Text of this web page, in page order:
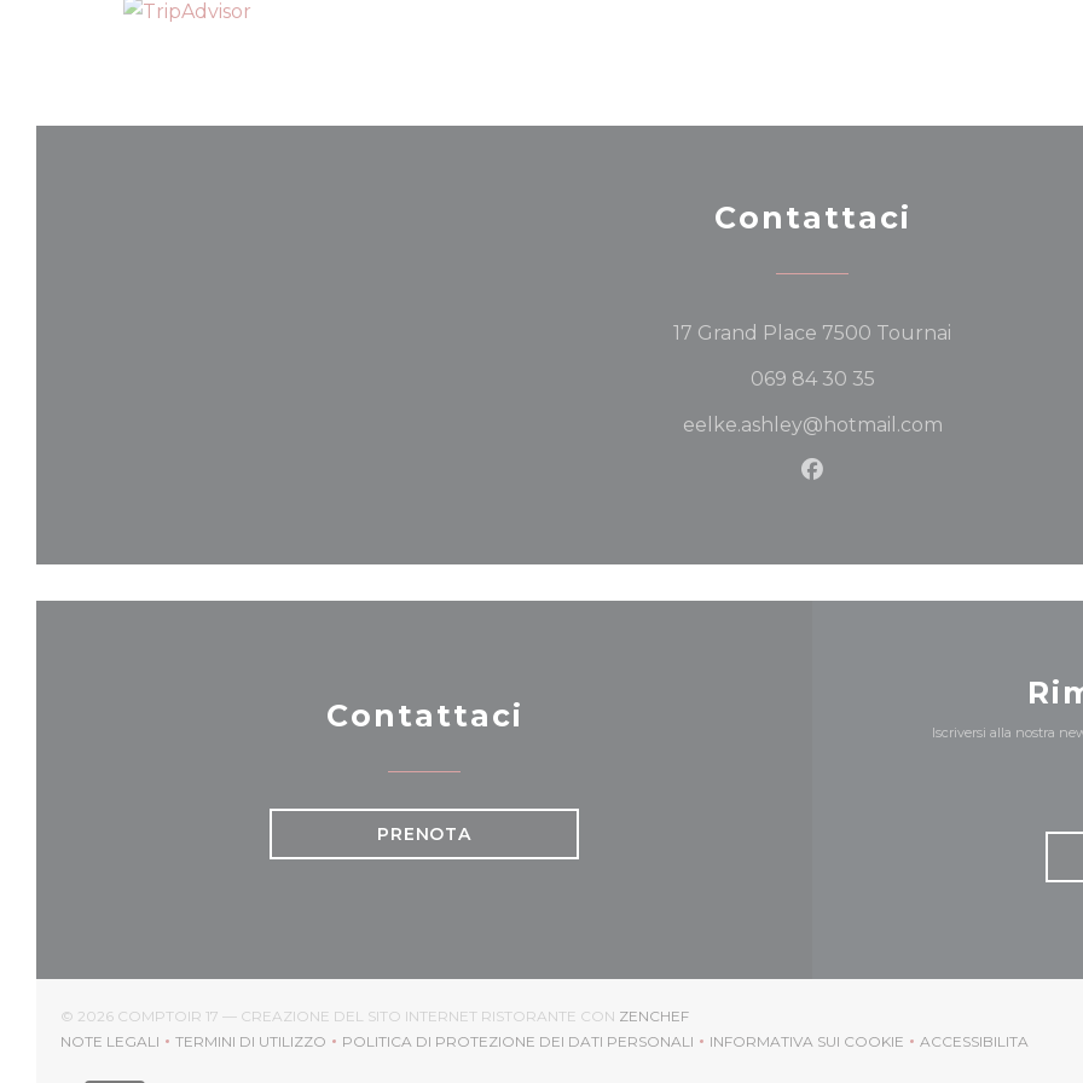
Contattaci
17 Grand Place 7500 Tournai
069 84 30 35
eelke.ashley@hotmail.com
Facebook ((apre una
Contattaci
PRENOTA
Iscriversi alla nostra
© 2026 COMPTOIR 17 — CREAZIONE DEL SITO INTERNET RISTORANTE CON ZENCHEF((APRE UNA NUOVA FINESTRA))
NOTE LEGALI
((APRE UNA NUOVA FINESTRA))
TERMINI DI UTILIZZO
((APRE UNA NUOVA FINESTRA))
POLITICA DI PROTEZIONE DEI DATI PERSONALI
((APRE UNA NUOVA FINESTRA))
INFORMATIVA SUI COOKIE
((APRE UNA NUOVA FINESTRA))
ACCESSIBILITA
((APRE UNA